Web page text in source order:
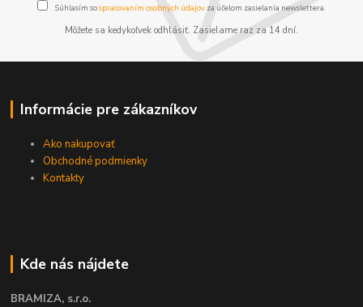
Súhlasím sospracovaním osobných údajov za účelom zasielania newslettera.
Môžete sa kedykoľvek odhlásiť. Zasielame raz za 14 dní.
Informácie pre zákazníkov
Ako nakupovať
Obchodné podmienky
Kontakty
Kde nás nájdete
BRAMIZA, s.r.o.